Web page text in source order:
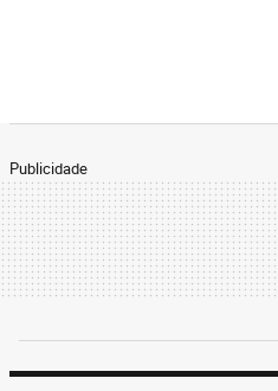
Publicidade